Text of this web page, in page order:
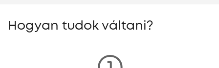
Hogyan tudok váltani?